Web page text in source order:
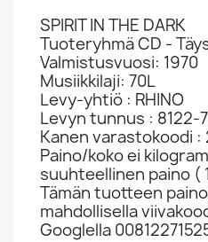
SPIRIT IN THE DARK
Tuoteryhmä CD -
Valmistusvuosi: 1970
Musiikkilaji: 70L
Levy-yhtiö : RHINO
Levyn tunnus :
Kanen varastokoodi :
Paino/koko ei
suuhteellinen paino (
Tämän tuotteen
mahdollisella
Googlella